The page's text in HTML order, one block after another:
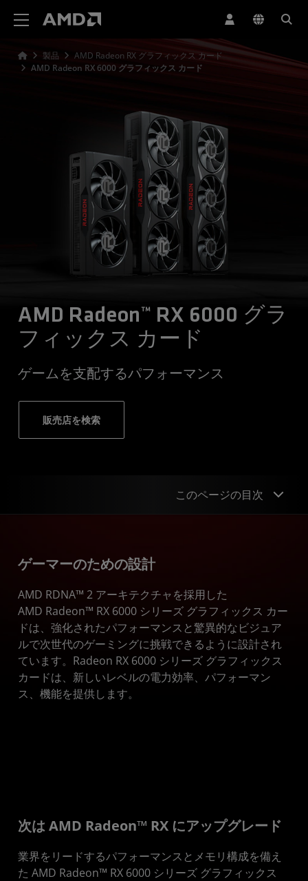
製品
AMD Radeon RX グラフィックス カード
AMD Radeon RX 6000 グラフィックス カード
AMD Radeon™ RX 6000 グラ
フィックス カード
ゲームを支配するパフォーマンス
販売店を検索
このページの目次
ビジュアル
仕様
ゲーマーのための設計
AMD RDNA™ 2 アーキテクチャを採用した
AMD Radeon™ RX 6000 シリーズ グラフィックス カー
ドは、強化されたパフォーマンスと驚異的なビジュア
ルで次世代のゲーミングに挑戦できるように設計され
ています。Radeon RX 6000 シリーズ グラフィックス
カードは、新しいレベルの電力効率、パフォーマン
ス、機能を提供します。
次は AMD Radeon™ RX にアップグレード
業界をリードするパフォーマンスとメモリ構成を備え
た AMD Radeon™ RX 6000 シリーズ グラフィックス